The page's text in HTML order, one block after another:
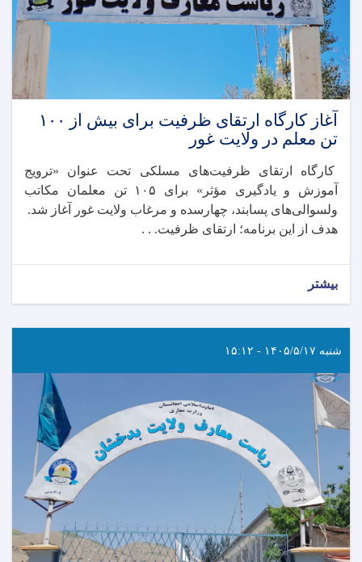
آغاز کارگاه ارتقای ظرفیت برای بیش از ۱۰۰
تن معلم در ولایت غور
کارگاه ارتقای ظرفیت‌های مسلکی تحت عنوان «ترویج
آموزش و یادگیری مؤثر» برای ۱۰۵ تن معلمان مکاتب
ولسوالی‌های پسابند، چهارسده و مرغاب ولایت غور آغاز شد.
هدف از این برنامه؛ ارتقای ظرفیت. . .
بیشتر
شنبه ۱۴۰۵/۵/۱۷ - ۱۵:۱۲